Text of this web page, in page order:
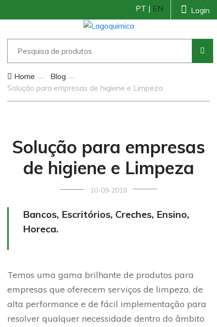
Login
PT | EN
Home
Blog
Solução para empresas de higiene e Limpeza
Solução para empresas
de higiene e Limpeza
10-09-2018
Bancos, Escritórios, Creches, Ensino,
Horeca.
Temos uma gama brilhante de produtos para
empresas que oferecem serviços de limpeza, de
alta performance e de fácil implementação para
resolver qualquer necessidade dentro do âmbito